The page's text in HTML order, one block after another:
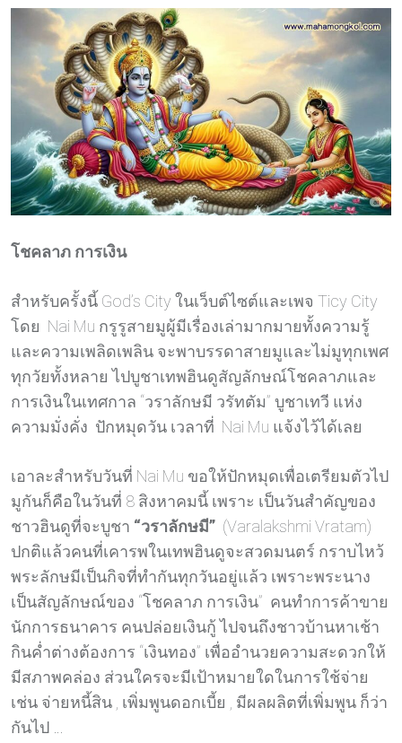
Email
โชคลาภ การเงิน
สำหรับครั้งนี้ God’s City ในเว็บต์ไซต์และเพจ Ticy City
โดย Nai Mu กรูรูสายมูผู้มีเรื่องเล่ามากมายทั้งความรู้
และความเพลิดเพลิน จะพาบรรดาสายมูและไม่มูทุกเพศ
ทุกวัยทั้งหลาย ไปบูชาเทพฮินดูสัญลักษณ์โชคลาภและ
การเงินในเทศกาล “วราลักษมี วรัทตัม” บูชาเทวี แห่ง
ความมั่งคั่ง ปักหมุดวัน เวลาที่ Nai Mu แจ้งไว้ได้เลย
เอาละสำหรับวันที่ Nai Mu ขอให้ปักหมุดเพื่อเตรียมตัวไป
มูกันก็คือในวันที่ 8 สิงหาคมนี้ เพราะ เป็นวันสำคัญของ
ชาวฮินดูที่จะบูชา “วราลักษมี” (Varalakshmi Vratam)
ปกติแล้วคนที่เคารพในเทพฮินดูจะสวดมนตร์ กราบไหว้
พระลักษมีเป็นกิจที่ทำกันทุกวันอยู่แล้ว เพราะพระนาง
เป็นสัญลักษณ์ของ “โชคลาภ การเงิน” คนทำการค้าขาย
นักการธนาคาร คนปล่อยเงินกู้ ไปจนถึงชาวบ้านหาเช้า
กินค่ำต่างต้องการ “เงินทอง” เพื่ออำนวยความสะดวกให้
มีสภาพคล่อง ส่วนใครจะมีเป้าหมายใดในการใช้จ่าย
เช่น จ่ายหนี้สิน , เพิ่มพูนดอกเบี้ย , มีผลผลิตที่เพิ่มพูน ก็ว่า
กันไป …